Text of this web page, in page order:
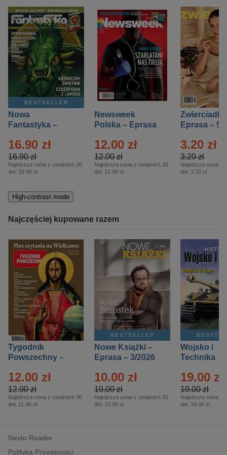
BESTSELLER
Nowa
Fantastyka –
16.90 zł
16.90 zł
Najniższa cena z ostatnich 30
dni: 16.90 zł
Newsweek
Polska – Eprasa
12.00 zł
12.00 zł
Najniższa cena z ostatnich 30
dni: 12.00 zł
Zwierciadło
Eprasa – 5/
3.20 zł
3.20 zł
Najniższa cena z
dni: 3.20 zł
High-contrast mode
Najczęściej kupowane razem
Tygodnik
Powszechny –
12.00 zł
12.00 zł
Najniższa cena z ostatnich 30
dni: 11.40 zł
BESTSELLER
Nowe Książki –
Eprasa – 3/2026
10.00 zł
10.00 zł
Najniższa cena z ostatnich 30
dni: 10.00 zł
Wojsko i
Technika
– 2/2026
19.00 zł
19.00 zł
Najniższa cena z
dni: 19.00 zł
Nexto Reader
Polityka Prywatności